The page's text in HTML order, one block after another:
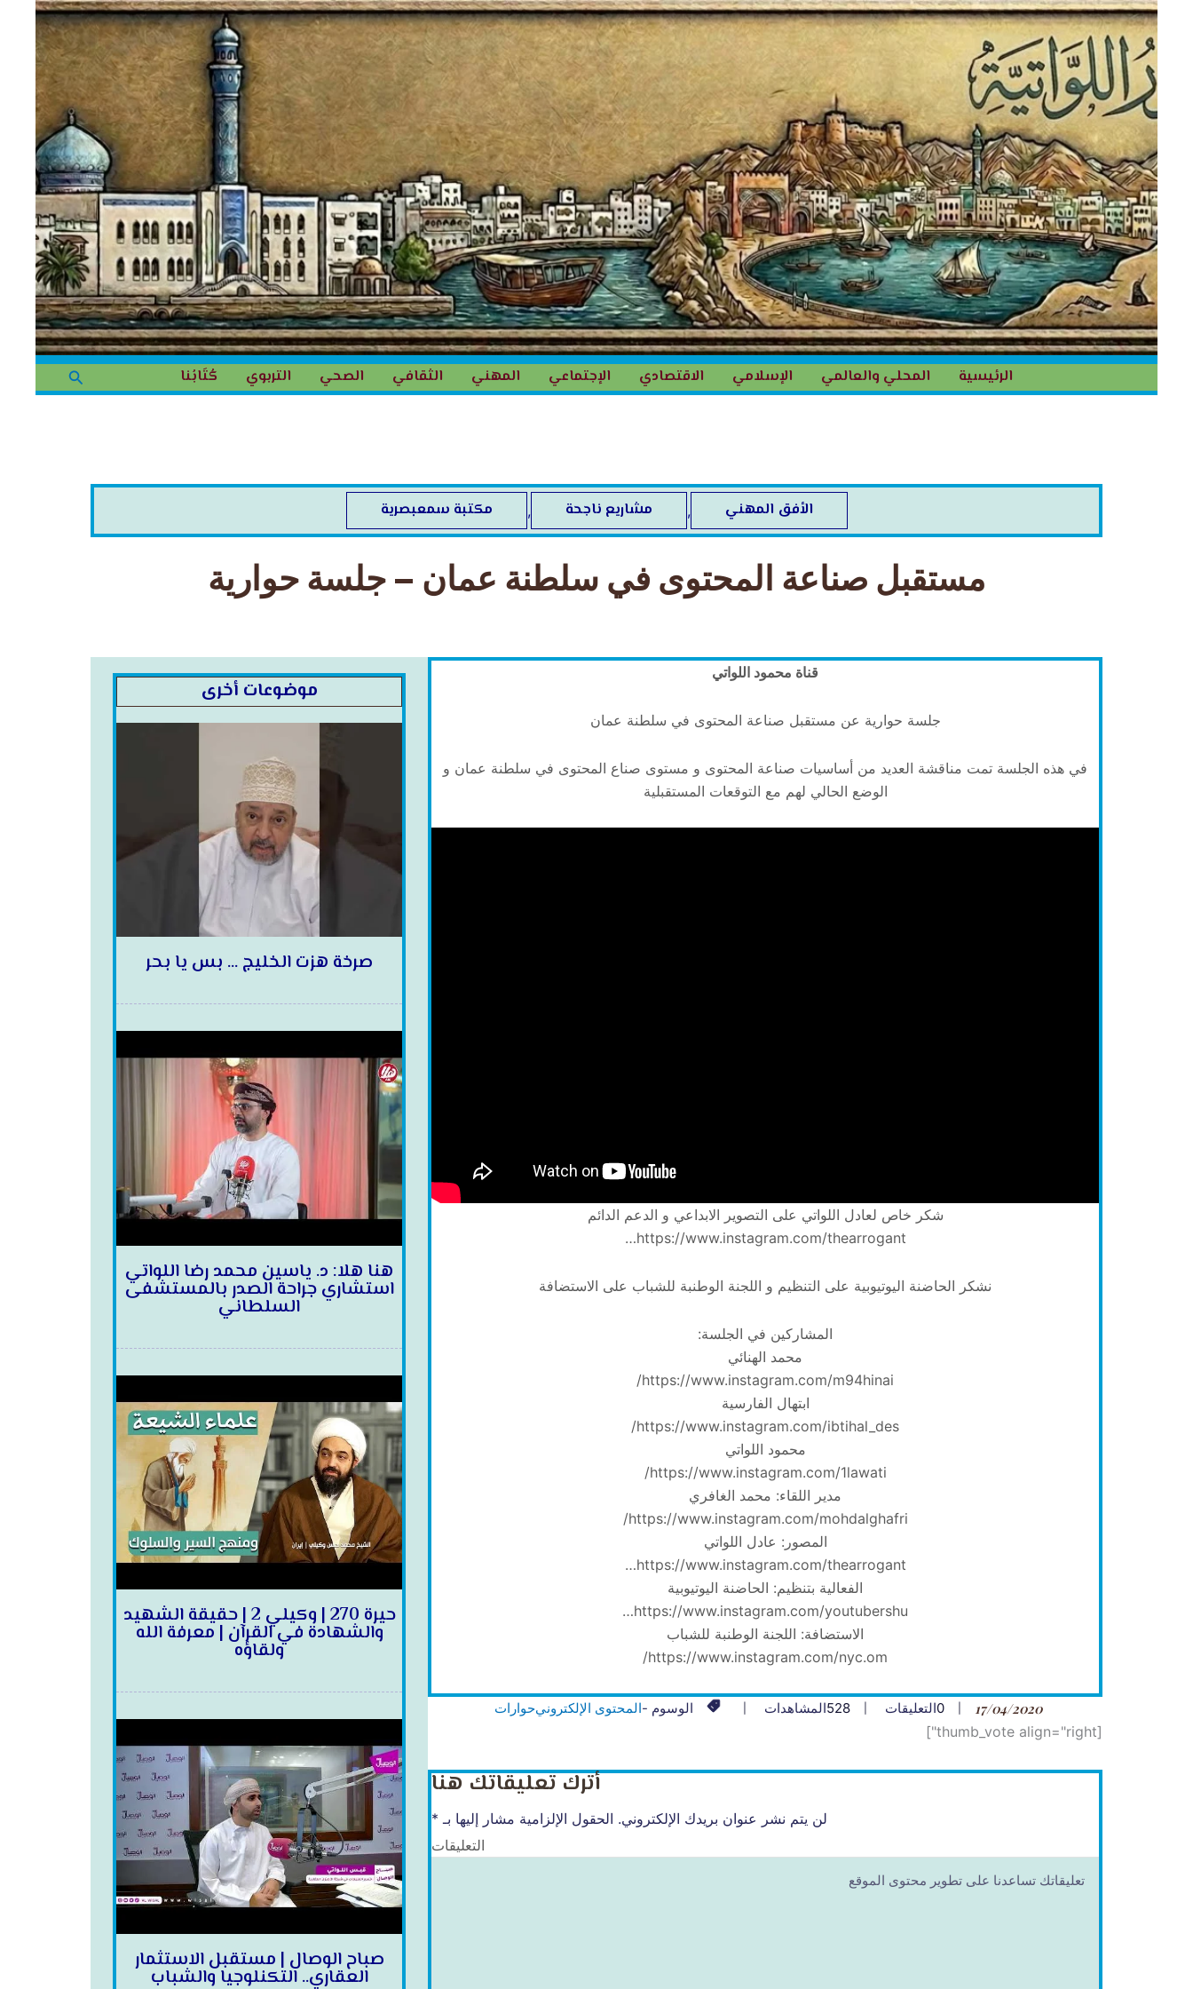
المحتوى
الرئيسية المحلي والعالمي الإسلامي الاقتصادي الإجتماعي المهني الثقافي الصحي التربوي كُتَابُنا البحث
الأفق المهني , مشاريع ناجحة , مكتبة سمعبصرية
مستقبل صناعة المحتوى في سلطنة عمان – جلسة حوارية
قناة محمود اللواتي
جلسة حوارية عن مستقبل صناعة المحتوى في سلطنة عمان
في هذه الجلسة تمت مناقشة العديد من أساسيات صناعة المحتوى و مستوى صناع المحتوى في سلطنة عمان و
الوضع الحالي لهم مع التوقعات المستقبلية
شكر خاص لعادل اللواتي على التصوير الابداعي و الدعم الدائم
https://www.instagram.com/thearrogant…
نشكر الحاضنة اليوتيوبية على التنظيم و اللجنة الوطنبة للشباب على الاستضافة
المشاركين في الجلسة:
محمد الهنائي
https://www.instagram.com/m94hinai/
ابتهال الفارسية
https://www.instagram.com/ibtihal_des/
محمود اللواتي
https://www.instagram.com/1lawati/
مدير اللقاء: محمد الغافري
https://www.instagram.com/mohdalghafri/
المصور: عادل اللواتي
https://www.instagram.com/thearrogant…
الفعالية بتنظيم: الحاضنة اليوتيوبية
https://www.instagram.com/youtubershu…
الاستضافة: اللجنة الوطنبة للشباب
https://www.instagram.com/nyc.om/
17/04/2020
0التعليقات 528المشاهدات الوسوم -المحتوى الإلكترونيحوارات
[thumb_vote align="right"]
أترك تعليقاتك هنا
لن يتم نشر عنوان بريدك الإلكتروني. الحقول الإلزامية مشار إليها بـ *
التعليقات
موضوعات أخرى
صرخة هزت الخليج … بس يا بحر
هنا هلا: د. ياسين محمد رضا اللواتي
استشاري جراحة الصدر بالمستشفى
السلطاني
حيرة 270 | وكيلي 2 | حقيقة الشهيد
والشهادة في القرآن | معرفة الله
ولقاؤه
صباح الوصال | مستقبل الاستثمار
العقاري.. التكنلوجيا والشباب